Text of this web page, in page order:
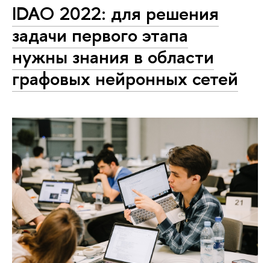
IDAO 2022: для решения
задачи первого этапа
нужны знания в области
графовых нейронных сетей